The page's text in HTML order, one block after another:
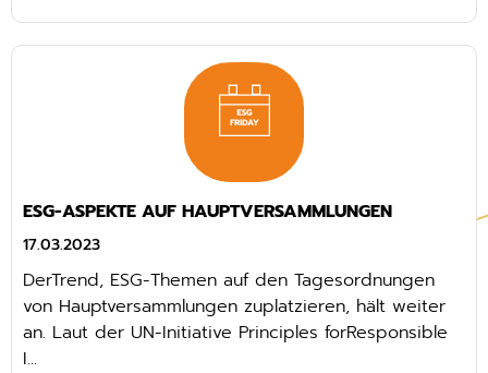
ESG-ASPEKTE AUF HAUPTVERSAMMLUNGEN
17.03.2023
DerTrend, ESG-Themen auf den Tagesordnungen
von Hauptversammlungen zuplatzieren, hält weiter
an. Laut der UN-Initiative Principles forResponsible
I...